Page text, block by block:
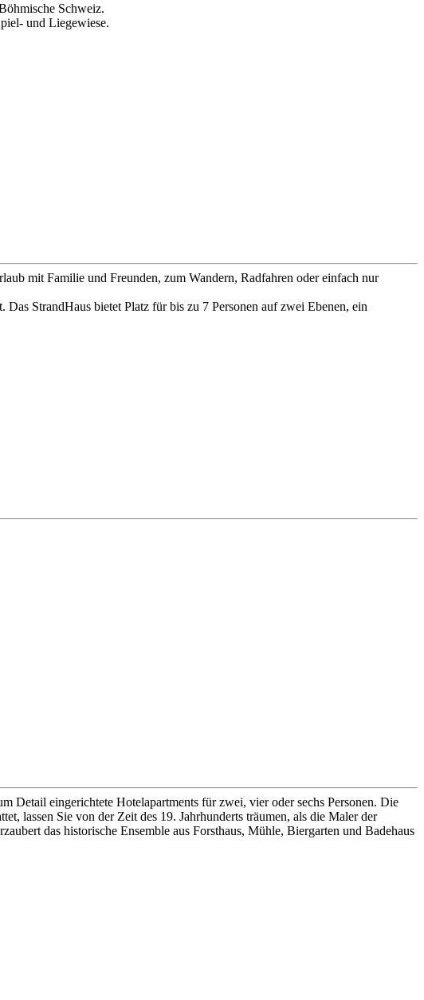
Schweiz.
und Liegewiese.
mit Familie und Freunden, zum Wandern, Radfahren oder einfach nur
StrandHaus bietet Platz für bis zu 7 Personen auf zwei Ebenen, ein
Detail eingerichtete Hotelapartments für zwei, vier oder sechs Personen. Die
lassen Sie von der Zeit des 19. Jahrhunderts träumen, als die Maler der
das historische Ensemble aus Forsthaus, Mühle, Biergarten und Badehaus